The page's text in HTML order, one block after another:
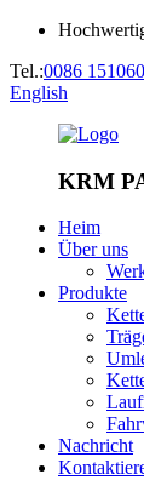
Tel.:0086
English
KRM
Heim
Über uns
Produkte
Nachricht